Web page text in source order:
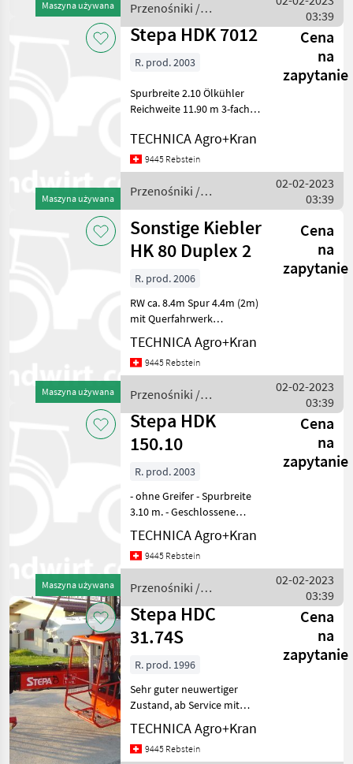
Maszyna używana
Żurawie do forwarderów
Przenośniki /
Stepa
03:39
Maszyna używana
Stepa HDK 7012
Cena
na
zapytanie
R. prod. 2003
Spurbreite 2.10 Ölkühler
Reichweite 11.90 m 3-fach
Greiferverbreiterung
Przenośniki Żurawie do
forwarderów
TECHNICA Agro+Kran
9445 Rebstein
Przenośniki /
Stepa
02-02-2023
03:39
Maszyna używana
Sonstige Kiebler
HK 80 Duplex 2
Cena
na
zapytanie
R. prod. 2006
RW ca. 8.4m Spur 4.4m (2m)
mit Querfahrwerk
Przenośniki Żurawie do
forwarderów
TECHNICA Agro+Kran
9445 Rebstein
Przenośniki /
Sonstige
02-02-2023
03:39
Maszyna używana
Stepa HDK
150.10
Cena
na
zapytanie
R. prod. 2003
- ohne Greifer - Spurbreite
3.10 m. - Geschlossene
Kabine -
Elektrohydraulische
Vorsteuerung - PVG 32 -
Kw Reichweite
TECHNICA Agro+Kran
9445 Rebstein
Przenośniki /
Stepa
02-02-2023
03:39
Stepa HDC
31.74S
Cena
na
zapytanie
R. prod. 1996
Sehr guter neuwertiger
Zustand, ab Service mit
Garantie.----------------------------
-----------------------------------------
---------- 3, 1m/t – Kran, Spur
TECHNICA Agro+Kran
9445 Rebstein